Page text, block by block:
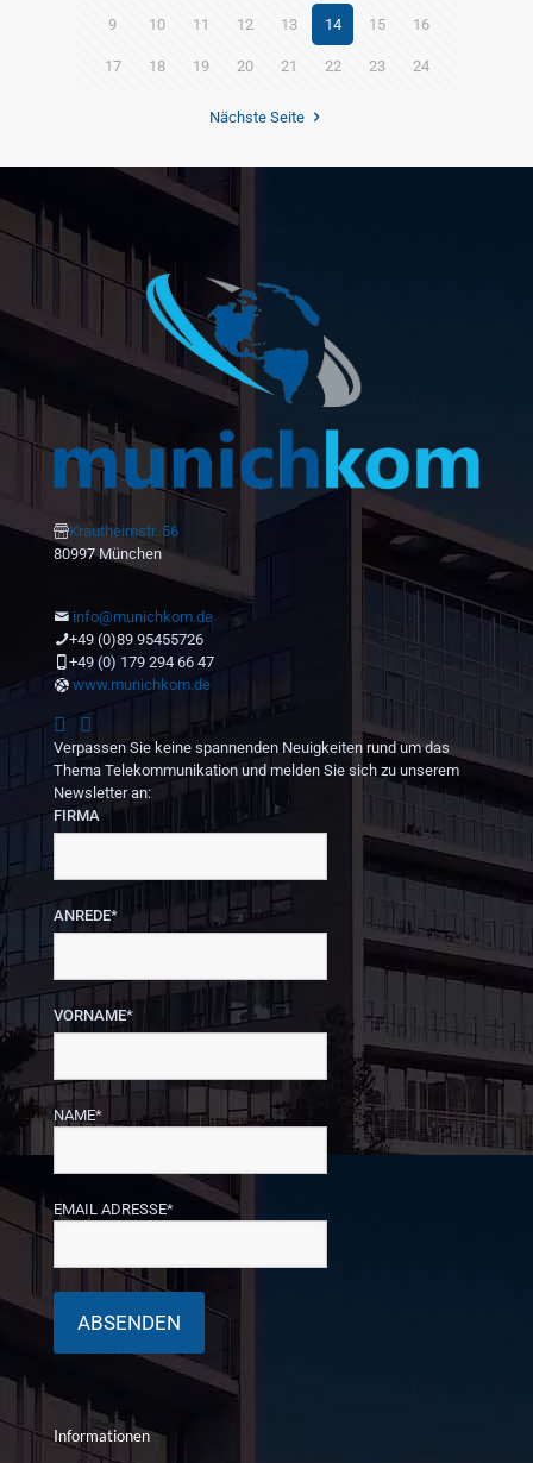
9 10 11 12 13 14 15 16
17 18 19 20 21 22 23 24
Nächste Seite
Krautheimstr. 56
80997 München
info@munichkom.de
+49 (0)89 95455726
+49 (0) 179 294 66 47
www.munichkom.de
Verpassen Sie keine spannenden Neuigkeiten rund um das
Thema Telekommunikation und melden Sie sich zu unserem
Newsletter an:
FIRMA
ANREDE*
VORNAME*
NAME*
EMAIL ADRESSE*
Informationen